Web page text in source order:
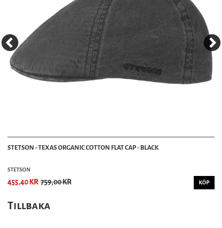
STETSON - TEXAS ORGANIC COTTON FLAT CAP - BLACK
STETSON
455,40 KR 759,00 KR KÖP
Tillbaka